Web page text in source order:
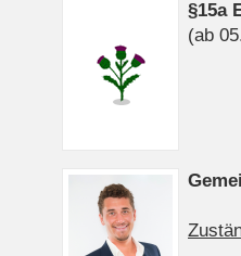
§15a
(ab